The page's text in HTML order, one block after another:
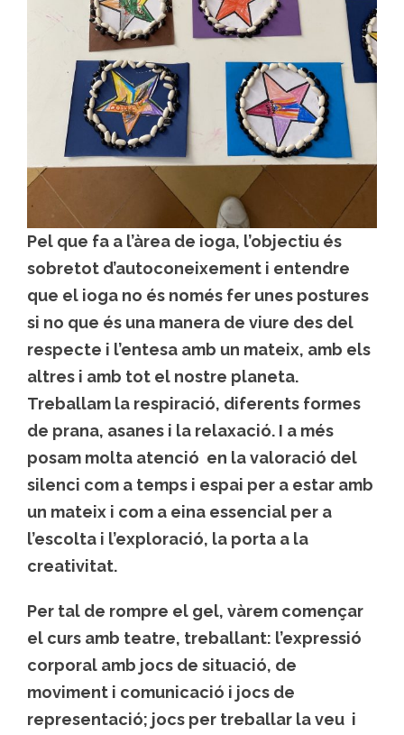
Pel que fa a l’àrea de ioga, l’objectiu és
sobretot d’autoconeixement i entendre
que el ioga no és només fer unes postures
si no que és una manera de viure des del
respecte i l’entesa amb un mateix, amb els
altres i amb tot el nostre planeta.
Treballam la respiració, diferents formes
de prana, asanes i la relaxació. I a més
posam molta atenció en la valoració del
silenci com a temps i espai per a estar amb
un mateix i com a eina essencial per a
l’escolta i l’exploració, la porta a la
creativitat.
Per tal de rompre el gel, vàrem començar
el curs amb teatre, treballant: l’expressió
corporal amb jocs de situació, de
moviment i comunicació i jocs de
representació; jocs per treballar la veu i